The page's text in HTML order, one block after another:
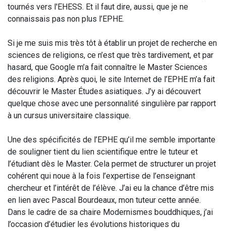
tournés vers l'EHESS. Et il faut dire, aussi, que je ne
connaissais pas non plus l’EPHE.
Si je me suis mis très tôt à établir un projet de recherche en
sciences de religions, ce n’est que très tardivement, et par
hasard, que Google m’a fait connaître le Master Sciences
des religions. Après quoi, le site Internet de l’EPHE m’a fait
découvrir le Master Études asiatiques. J’y ai découvert
quelque chose avec une personnalité singulière par rapport
à un cursus universitaire classique.
Une des spécificités de l’EPHE qu’il me semble importante
de souligner tient du lien scientifique entre le tuteur et
l’étudiant dès le Master. Cela permet de structurer un projet
cohérent qui noue à la fois l’expertise de l’enseignant
chercheur et l’intérêt de l’élève. J’ai eu la chance d’être mis
en lien avec Pascal Bourdeaux, mon tuteur cette année.
Dans le cadre de sa chaire Modernismes bouddhiques, j’ai
l’occasion d’étudier les évolutions historiques du